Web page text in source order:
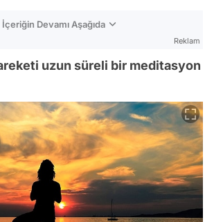
İçeriğin Devamı Aşağıda
Reklam
uzun süreli bir meditasyon